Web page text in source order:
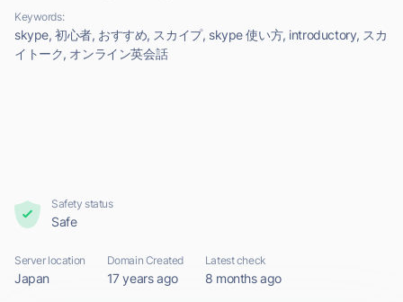
Keywords:
skype, 初心者, おすすめ, スカイプ, skype 使い方, introductory, スカ
イトーク, オンライン英会話
Safety status
Safe
Server location
Japan
Domain Created
17 years ago
Latest check
8 months ago